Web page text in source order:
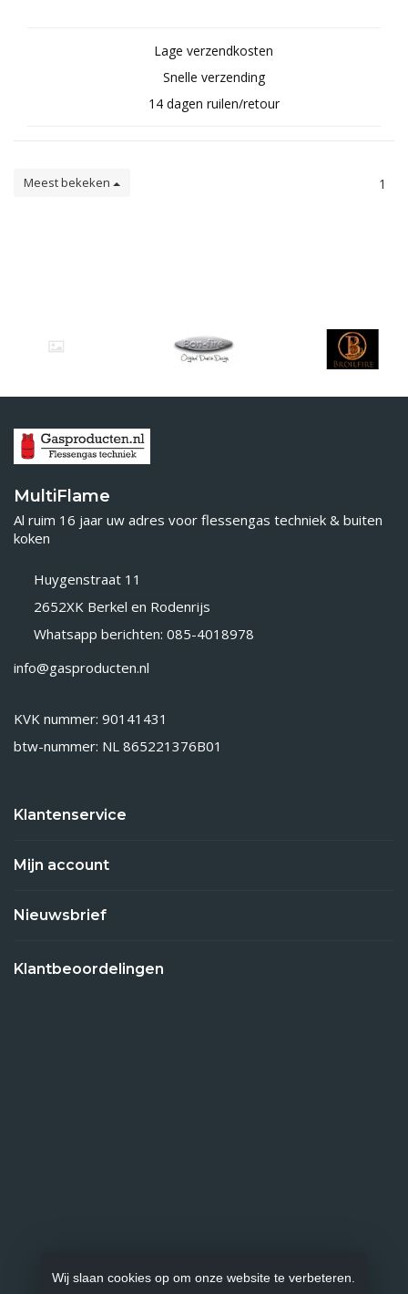
Lage verzendkosten
Snelle verzending
14 dagen ruilen/retour
Meest bekeken 1
MultiFlame
Al ruim 16 jaar uw adres voor flessengas techniek & buiten
koken
Huygenstraat 11
2652XK Berkel en Rodenrijs
Whatsapp berichten: 085-4018978
info@gasproducten.nl
KVK nummer: 90141431
btw-nummer: NL 865221376B01
Klantenservice
Mijn account
Nieuwsbrief
Klantbeoordelingen
Wij slaan cookies op om onze website te verbeteren.